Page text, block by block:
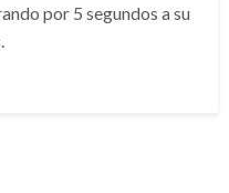
por 5 segundos a su